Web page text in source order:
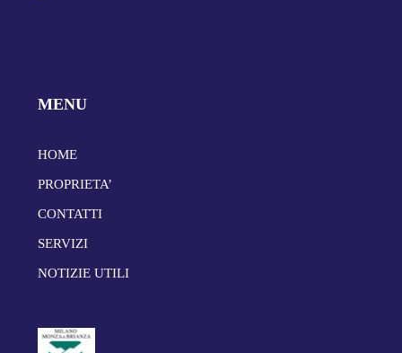
MENU
HOME
PROPRIETA’
CONTATTI
SERVIZI
NOTIZIE UTILI